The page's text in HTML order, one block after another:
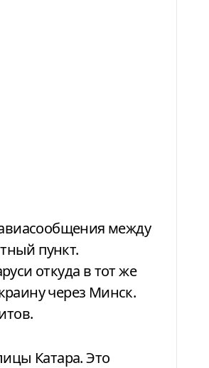
между
пункт.
откуда в тот же
через Минск.
Катара. Это